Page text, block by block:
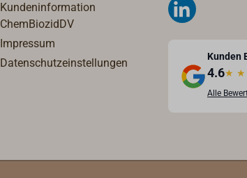
Kundeninformation
ChemBiozidDV
Impressum
Datenschutzeinstellungen
Kunden
4.6★ ★
Alle